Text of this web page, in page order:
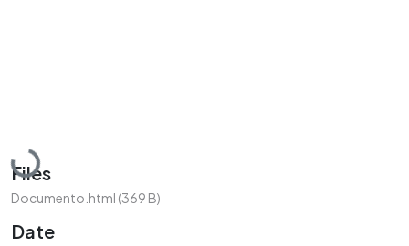
Loading...
Files
Documento.html (369 B)
Date